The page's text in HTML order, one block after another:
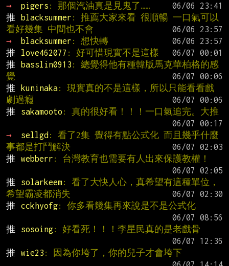
→
pigers : 那個汽油真是見鬼了……
推
blacksummer : 推薦大家來看 很順暢 一口氣可以
看好幾集 中間也不會
→
blacksummer : 想快轉
推
love462077 : 好可惜現實不是這樣
推
basslin0913 : 總覺得他有種韓版馬克華柏格的感
覺
推
kuninaka: 現實真的不是這樣，所以只能看看戲
劇過癮
推
sakamooto : 真的很好看！！！一口氣追完。大推
→
sellgd : 看了2集 覺得有點公式化 而且幾乎什麼
事都是打鬥解決
推
webberr : 台灣教育也需要有人出來保護教權！
推
solarkeem: 看了大快人心，真希望有這種單位，
希望霸凌都消失
推
cckhyofg: 你多看幾集再來說是不是公式化
推
sosoing: 好看死！！！李星民真的是老戲骨
推
wie23 : 因為你垮了，你的兒子才會垮下